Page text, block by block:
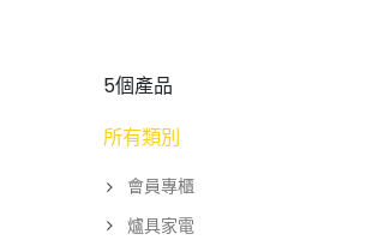
5個產品
所有類別
會員專櫃
爐具家電